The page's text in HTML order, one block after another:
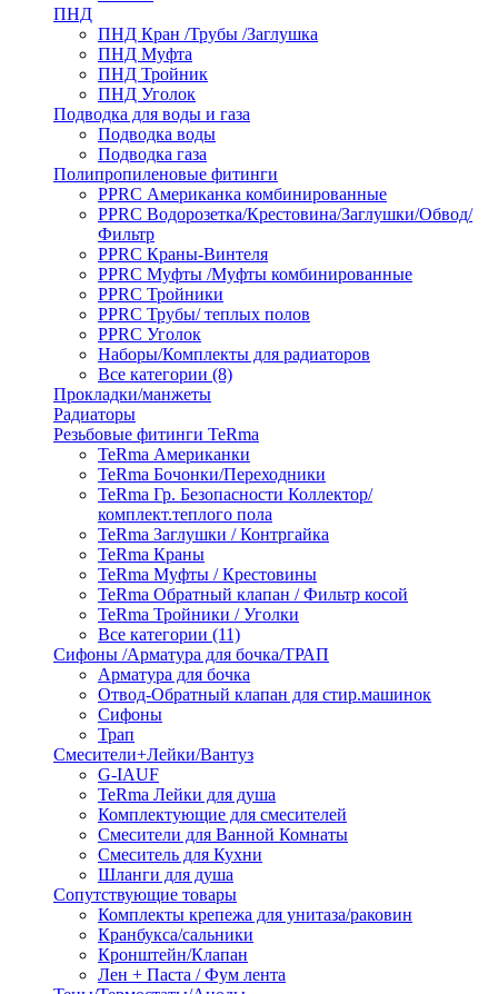
ПНД
ПНД Кран /Трубы /Заглушка
ПНД Муфта
ПНД Тройник
ПНД Уголок
Подводка для воды и газа
Подводка воды
Подводка газа
Полипропиленовые фитинги
PPRC Американка комбинированные
PPRC Водорозетка/Крестовина/Заглушки/Обвод/
Фильтр
PPRC Краны-Винтеля
PPRC Муфты /Муфты комбинированные
PPRC Тройники
PPRC Трубы/ теплых полов
PPRC Уголок
Наборы/Комплекты для радиаторов
Все категории (8)
Прокладки/манжеты
Радиаторы
Резьбовые фитинги TeRma
TeRma Американки
TeRma Бочонки/Переходники
TeRma Гр. Безопасности Коллектор/
комплект.теплого пола
TeRma Заглушки / Контргайка
TeRma Краны
TeRma Муфты / Крестовины
TeRma Обратный клапан / Фильтр косой
TeRma Тройники / Уголки
Все категории (11)
Сифоны /Арматура для бочка/ТРАП
Арматура для бочка
Отвод-Обратный клапан для стир.машинок
Сифоны
Трап
Смесители+Лейки/Вантуз
G-IAUF
TeRma Лейки для душа
Комплектующие для смесителей
Смесители для Ванной Комнаты
Смеситель для Кухни
Шланги для душа
Сопутствующие товары
Комплекты крепежа для унитаза/раковин
Кранбукса/сальники
Кронштейн/Клапан
Лен + Паста / Фум лента